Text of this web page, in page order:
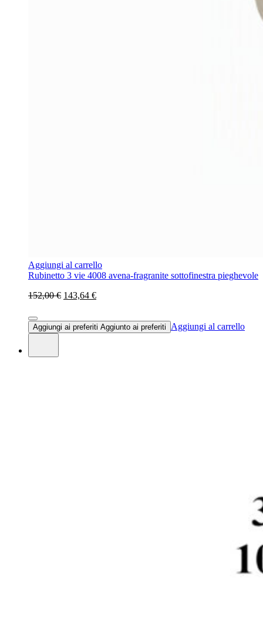
Aggiungi al carrello
Rubinetto 3 vie 4008 avena-fragranite sottofinestra pieghevole
152,00 € 143,64 €
Aggiungi ai preferiti Aggiunto ai preferiti Aggiungi al carrello